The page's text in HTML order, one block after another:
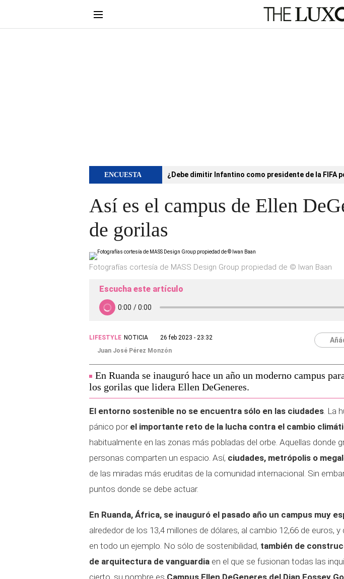
ENCUESTA ¿Debe dimitir Infantino como presidente de la FIFA
Así es el campus de Ellen
de gorilas
Fotografías cortesía de MASS Design Group propiedad de © Iwan Baan
Escucha este artículo
LIFESTYLE NOTICIA
26 feb 2023 - 23:32
Juan José Pérez Monzón
En Ruanda se inauguró hace un año un moderno campus
los gorilas que lidera Ellen DeGeneres.
El entorno sostenible no se encuentra sólo en las ciudades. La
pánico por el importante reto de la lucha contra el cambio
habitualmente en las zonas más pobladas del orbe. Aquellas donde
personas comparten un espacio. Así, ciudades, metrópolis o
de las miradas más eruditas de la comunidad internacional. Sin
puntos donde se debe actuar.
En Ruanda, África, se inauguró el pasado año un campus muy
alrededor de los 13,4 millones de dólares, al cambio 12,66 de euros,
en todo un ejemplo. No sólo de sostenibilidad, también de
de arquitectura de vanguardia en el que se fusionan todas las
cierto, su nombre es Campus Ellen DeGeneres del Dian Fossey